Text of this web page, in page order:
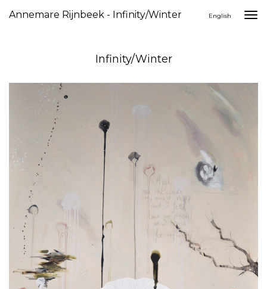
Annemare Rijnbeek - Infinity/Winter English
Infinity/Winter